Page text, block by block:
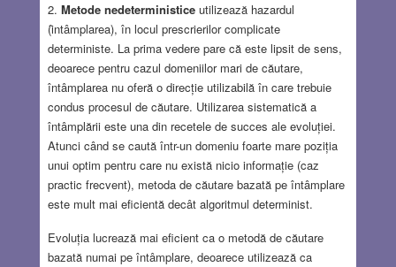
2. Metode nedeterministiceutilizează hazardul
(ȋntâmplarea), în locul prescrierilor complicate
deterministe. La prima vedere pare că este lipsit de sens,
deoarece pentru cazul domeniilor mari de căutare,
întâmplarea nu oferă o direcție utilizabilă în care trebuie
condus procesul de căutare. Utilizarea sistematică a
întâmplării este una din recetele de succes ale evoluției.
Atunci când se caută într-un domeniu foarte mare poziția
unui optim pentru care nu există nicio informație (caz
practic frecvent), metoda de căutare bazată pe întâmplare
este mult mai eficientă decât algoritmul determinist.
Evoluția lucrează mai eficient ca o metodă de căutare
bazată numai pe întâmplare, deoarece utilizează ca